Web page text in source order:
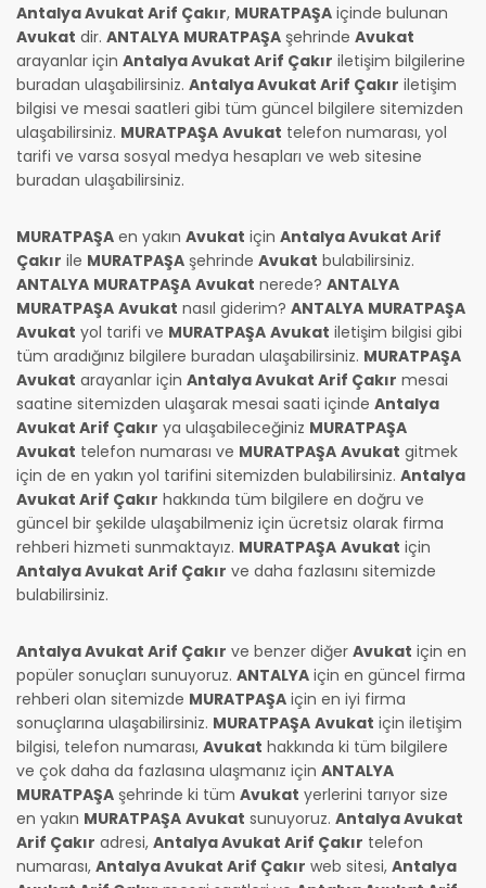
Antalya Avukat Arif Çakır, MURATPAŞA içinde bulunan
Avukat dir. ANTALYA MURATPAŞA şehrinde Avukat
arayanlar için Antalya Avukat Arif Çakır iletişim bilgilerine
buradan ulaşabilirsiniz. Antalya Avukat Arif Çakır iletişim
bilgisi ve mesai saatleri gibi tüm güncel bilgilere sitemizden
ulaşabilirsiniz. MURATPAŞA Avukat telefon numarası, yol
tarifi ve varsa sosyal medya hesapları ve web sitesine
buradan ulaşabilirsiniz.
MURATPAŞA en yakın Avukat için Antalya Avukat Arif
Çakır ile MURATPAŞA şehrinde Avukat bulabilirsiniz.
ANTALYA MURATPAŞA Avukat nerede? ANTALYA
MURATPAŞA Avukat nasıl giderim? ANTALYA MURATPAŞA
Avukat yol tarifi ve MURATPAŞA Avukat iletişim bilgisi gibi
tüm aradığınız bilgilere buradan ulaşabilirsiniz. MURATPAŞA
Avukat arayanlar için Antalya Avukat Arif Çakır mesai
saatine sitemizden ulaşarak mesai saati içinde Antalya
Avukat Arif Çakır ya ulaşabileceğiniz MURATPAŞA
Avukat telefon numarası ve MURATPAŞA Avukat gitmek
için de en yakın yol tarifini sitemizden bulabilirsiniz. Antalya
Avukat Arif Çakır hakkında tüm bilgilere en doğru ve
güncel bir şekilde ulaşabilmeniz için ücretsiz olarak firma
rehberi hizmeti sunmaktayız. MURATPAŞA Avukat için
Antalya Avukat Arif Çakır ve daha fazlasını sitemizde
bulabilirsiniz.
Antalya Avukat Arif Çakır ve benzer diğer Avukat için en
popüler sonuçları sunuyoruz. ANTALYA için en güncel firma
rehberi olan sitemizde MURATPAŞA için en iyi firma
sonuçlarına ulaşabilirsiniz. MURATPAŞA Avukat için iletişim
bilgisi, telefon numarası, Avukat hakkında ki tüm bilgilere
ve çok daha da fazlasına ulaşmanız için ANTALYA
MURATPAŞA şehrinde ki tüm Avukat yerlerini tarıyor size
en yakın MURATPAŞA Avukat sunuyoruz. Antalya Avukat
Arif Çakır adresi, Antalya Avukat Arif Çakır telefon
numarası, Antalya Avukat Arif Çakır web sitesi, Antalya